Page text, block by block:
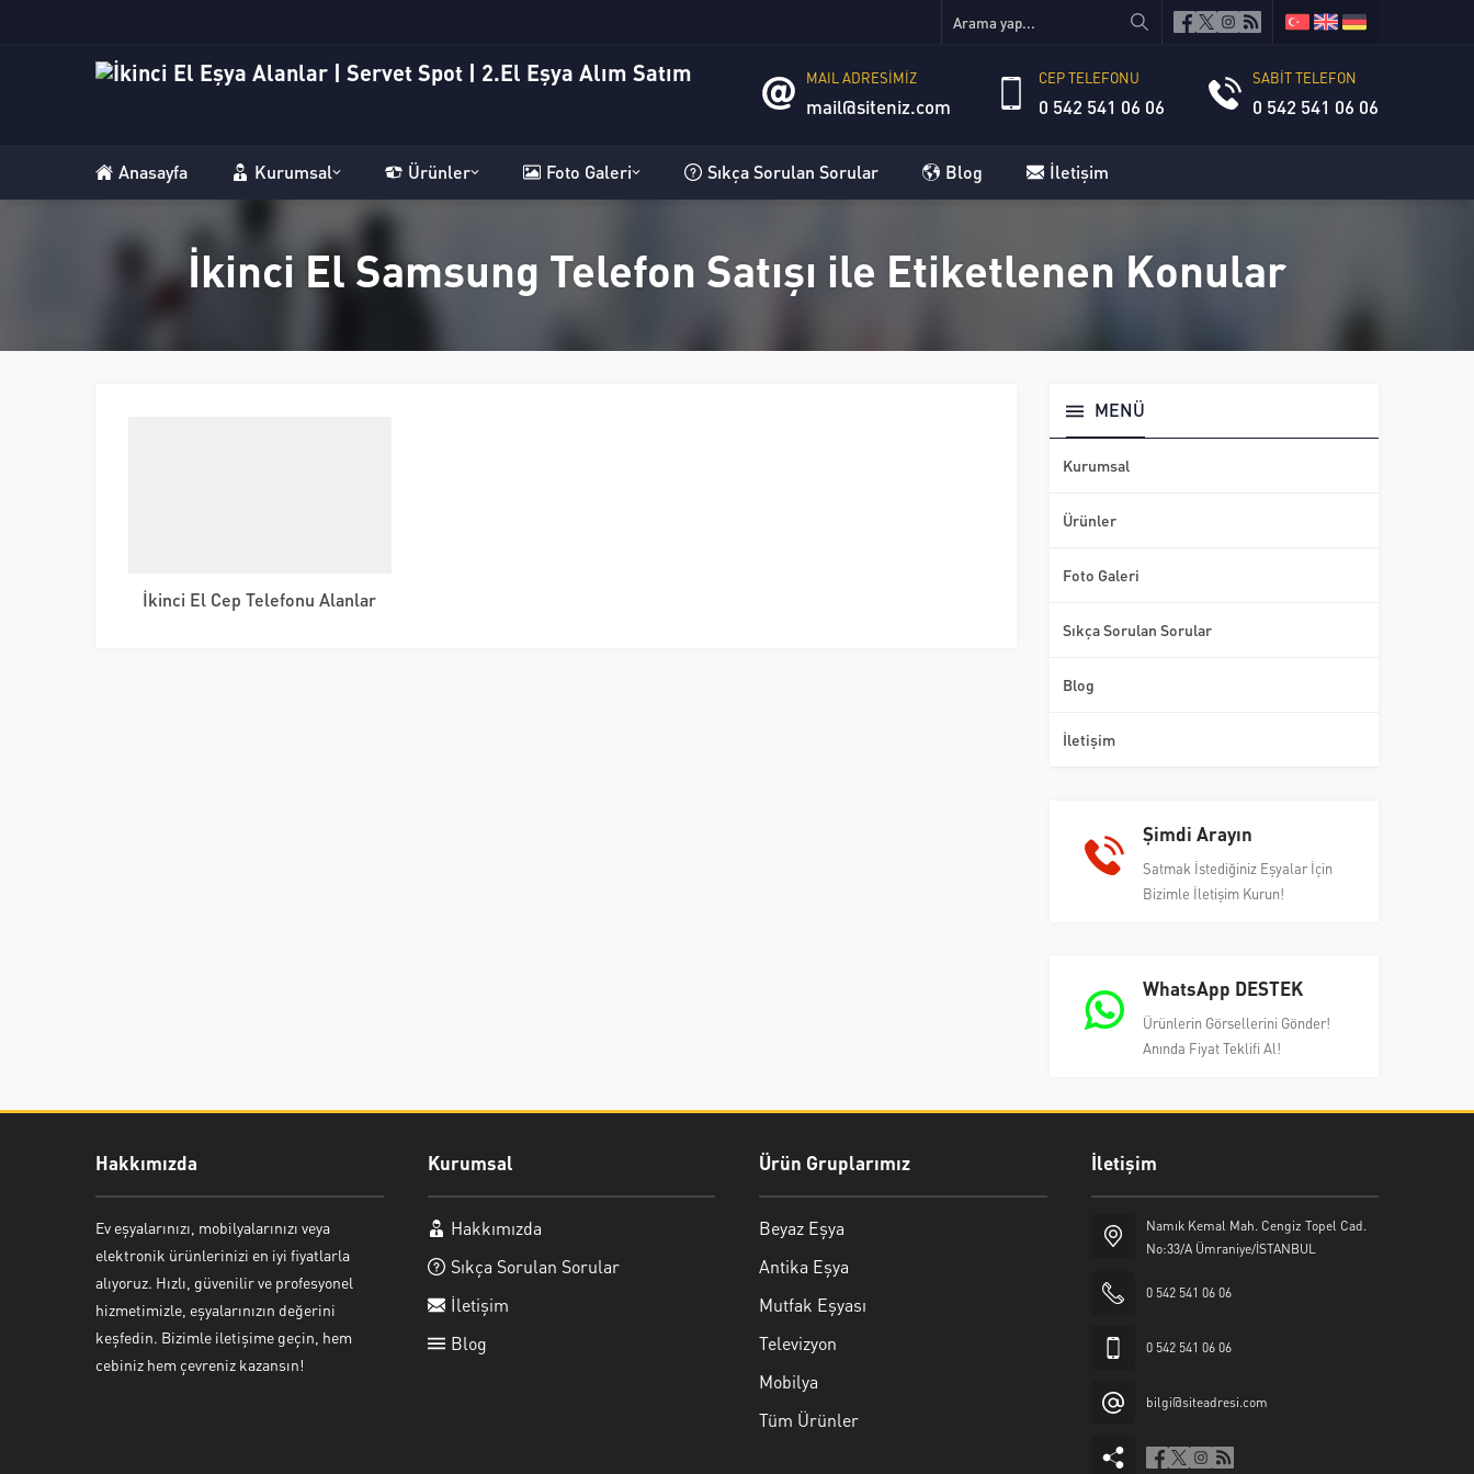
MAIL ADRESİMİZ
mail@siteniz.com
CEP TELEFONU
0 542 541 06 06
SABİT TELEFON
0 542 541 06 06
Anasayfa Kurumsal Ürünler Foto Galeri Sıkça Sorulan Sorular Blog İletişim
İkinci El Samsung Telefon Satışı ile Etiketlenen Konular
İkinci El Cep Telefonu Alanlar
MENÜ
Kurumsal
Ürünler
Foto Galeri
Sıkça Sorulan Sorular
Blog
İletişim
Şimdi Arayın
Satmak İstediğiniz Eşyalar İçin
Bizimle İletişim Kurun!
WhatsApp DESTEK
Ürünlerin Görsellerini Gönder!
Anında Fiyat Teklifi Al!
Hakkımızda
Ev eşyalarınızı, mobilyalarınızı veya
elektronik ürünlerinizi en iyi fiyatlarla
alıyoruz. Hızlı, güvenilir ve profesyonel
hizmetimizle, eşyalarınızın değerini
keşfedin. Bizimle iletişime geçin, hem
cebiniz hem çevreniz kazansın!
Kurumsal
Hakkımızda
Sıkça Sorulan Sorular
İletişim
Blog
Ürün Gruplarımız
Beyaz Eşya
Antika Eşya
Mutfak Eşyası
Televizyon
Mobilya
Tüm Ürünler
İletişim
Namık Kemal Mah. Cengiz Topel Cad.
No:33/A Ümraniye/İSTANBUL
0 542 541 06 06
0 542 541 06 06
bilgi@siteadresi.com
Ayşe Yılmaz